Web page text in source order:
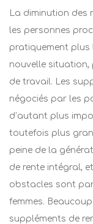
La diminution des
les personnes
pratiquement plus
nouvelle situation,
de travail. Les
négociés par les
d’autant plus
toutefois plus
peine de la
de rente intégral,
obstacles sont
femmes.
suppléments de